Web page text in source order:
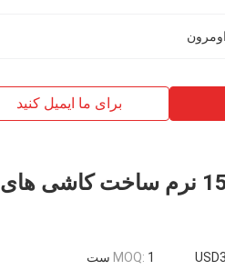
اومرون
برای ما ایمیل کنید
150kg / H 400mm نرم ساخت کاشی های
MOQ: 1 ست